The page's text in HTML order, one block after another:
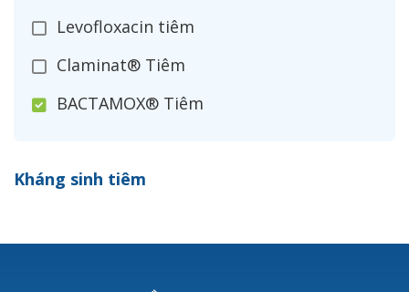
Levofloxacin tiêm
Claminat® Tiêm
BACTAMOX® Tiêm
Ceftizoxim®
Kháng sinh tiêm